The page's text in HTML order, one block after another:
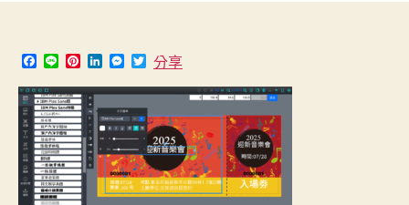
F
a
c
e
b
o
o
k
L
n
e
P
n
t
e
r
e
s
t
L
n
k
e
d
n
M
e
s
s
e
n
g
e
r
T
w
i
t
t
e
r
分享